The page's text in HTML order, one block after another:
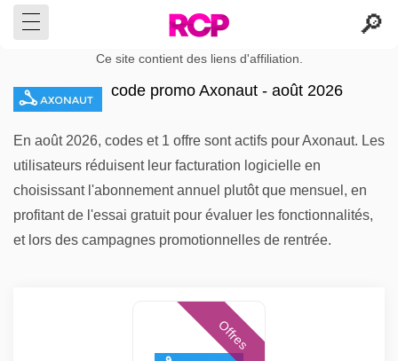
Ce site contient des liens d'affiliation.
code promo Axonaut - août 2026
En août 2026, codes et 1 offre sont actifs pour Axonaut. Les
utilisateurs réduisent leur facturation logicielle en
choisissant l'abonnement annuel plutôt que mensuel, en
profitant de l'essai gratuit pour évaluer les fonctionnalités,
et lors des campagnes promotionnelles de rentrée.
Offres